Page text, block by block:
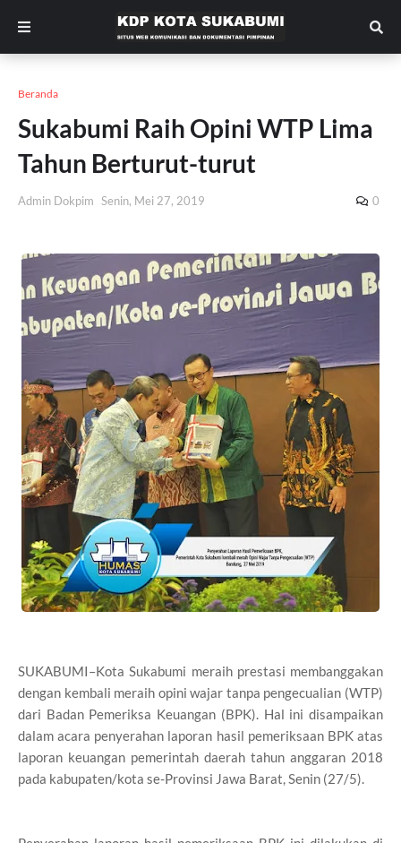
Beranda
Sukabumi Raih Opini WTP Lima
Tahun Berturut-turut
Admin Dokpim Senin, Mei 27, 2019 0
SUKABUMI–Kota Sukabumi meraih prestasi membanggakan
dengan kembali meraih opini wajar tanpa pengecualian (WTP)
dari Badan Pemeriksa Keuangan (BPK). Hal ini disampaikan
dalam acara penyerahan laporan hasil pemeriksaan BPK atas
laporan keuangan pemerintah daerah tahun anggaran 2018
pada kabupaten/kota se-Provinsi Jawa Barat, Senin (27/5).